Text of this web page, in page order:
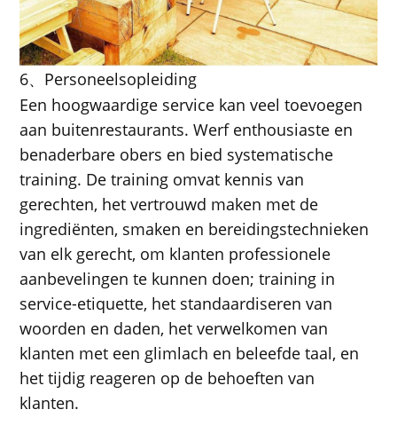
6、 Personeelsopleiding
Een hoogwaardige service kan veel toevoegen
aan buitenrestaurants. Werf enthousiaste en
benaderbare obers en bied systematische
training. De training omvat kennis van
gerechten, het vertrouwd maken met de
ingrediënten, smaken en bereidingstechnieken
van elk gerecht, om klanten professionele
aanbevelingen te kunnen doen; training in
service-etiquette, het standaardiseren van
woorden en daden, het verwelkomen van
klanten met een glimlach en beleefde taal, en
het tijdig reageren op de behoeften van
klanten.